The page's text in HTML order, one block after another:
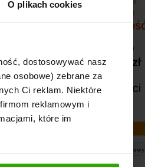
O plikach cookies
dostosowywać nasz
osobowe) zebrane za
Ci reklam. Niektóre
reklamowym i
które im
Słownik ubezpieczeniowy